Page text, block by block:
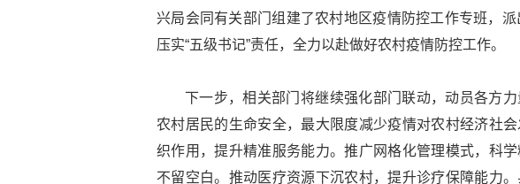
兴局会同有关部门组建了农村地区疫情防控工作专班，
压实“五级书记”责任，全力以赴做好农村疫情防控工作。
下一步，相关部门将继续强化部门联动，动员各方
农村居民的生命安全，最大限度减少疫情对农村经济社
织作用，提升精准服务能力。推广网格化管理模式，科
不留空白。推动医疗资源下沉农村，提升诊疗保障能力